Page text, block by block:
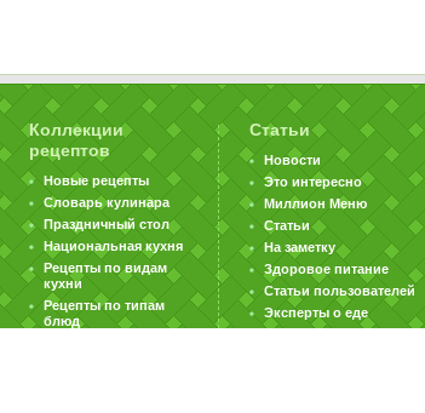
Коллекции
рецептов
Новые рецепты
Словарь кулинара
Праздничный стол
Национальная кухня
Рецепты по видам
кухни
Рецепты по типам
блюд
Статьи
Новости
Это интересно
Миллион Меню
Статьи
На заметку
Здоровое питание
Статьи пользователей
Эксперты о еде